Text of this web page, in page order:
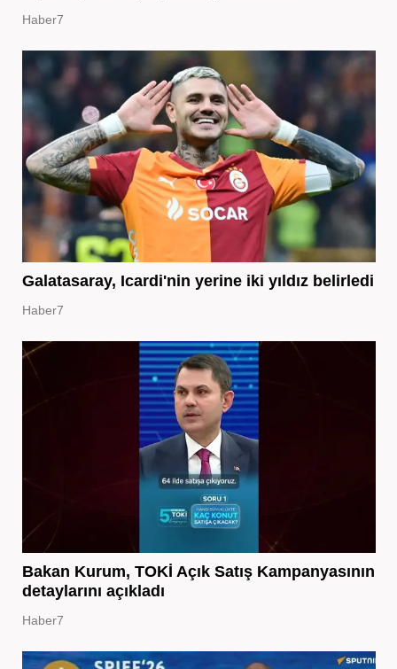
Haber7
Galatasaray, Icardi'nin yerine iki yıldız belirledi
Haber7
Bakan Kurum, TOKİ Açık Satış Kampanyasının
detaylarını açıkladı
Haber7